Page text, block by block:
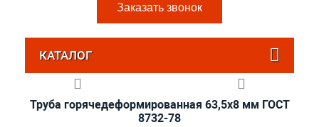
Заказать звонок
КАТАЛОГ
Труба горячедеформированная 63,5х8 мм ГОСТ
8732-78